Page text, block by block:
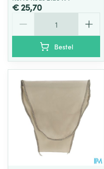
€ 25,70
Bestel